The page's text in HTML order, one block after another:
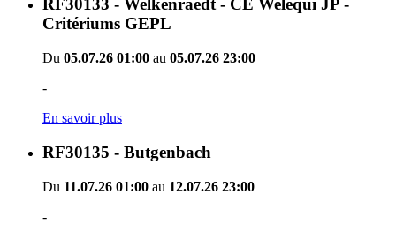
RF30133 - Welkenraedt - CE Welequi JP -
Critériums GEPL
Du 05.07.26 01:00 au 05.07.26 23:00
-
En savoir plus
RF30135 - Butgenbach
Du 11.07.26 01:00 au 12.07.26 23:00
-